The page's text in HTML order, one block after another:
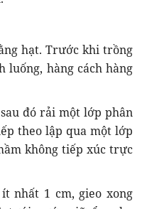
hạt. Trước khi trồng
luống, hàng cách hàng
đó rải một lớp phân
theo lập qua một lớp
không tiếp xúc trực
nhất 1 cm, gieo xong